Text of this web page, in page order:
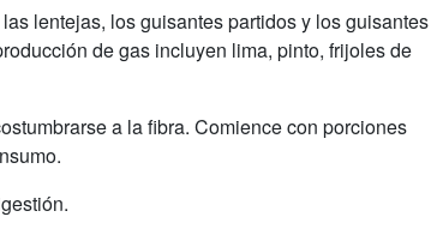
lentejas, los guisantes partidos y los guisantes
de gas incluyen lima, pinto, frijoles de
a la fibra. Comience con porciones